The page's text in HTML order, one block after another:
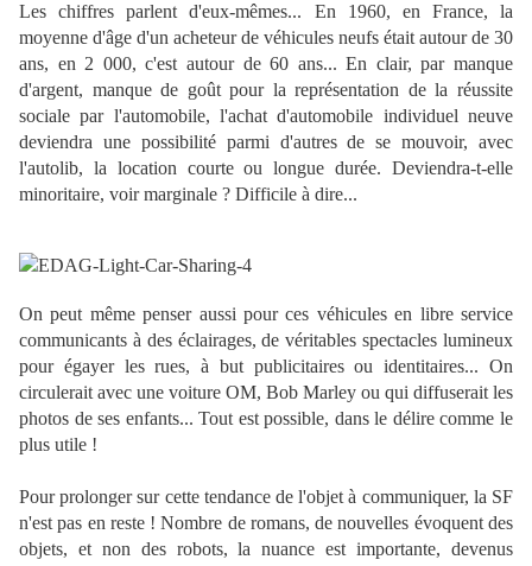
Les chiffres parlent d'eux-mêmes... En 1960, en France, la
moyenne d'âge d'un acheteur de véhicules neufs était autour de 30
ans, en 2 000, c'est autour de 60 ans... En clair, par manque
d'argent, manque de goût pour la représentation de la réussite
sociale par l'automobile, l'achat d'automobile individuel neuve
deviendra une possibilité parmi d'autres de se mouvoir, avec
l'autolib, la location courte ou longue durée. Deviendra-t-elle
minoritaire, voir marginale ? Difficile à dire...
On peut même penser aussi pour ces véhicules en libre service
communicants à des éclairages, de véritables spectacles lumineux
pour égayer les rues, à but publicitaires ou identitaires... On
circulerait avec une voiture OM, Bob Marley ou qui diffuserait les
photos de ses enfants... Tout est possible, dans le délire comme le
plus utile !
Pour prolonger sur cette tendance de l'objet à communiquer, la SF
n'est pas en reste ! Nombre de romans, de nouvelles évoquent des
objets, et non des robots, la nuance est importante, devenus